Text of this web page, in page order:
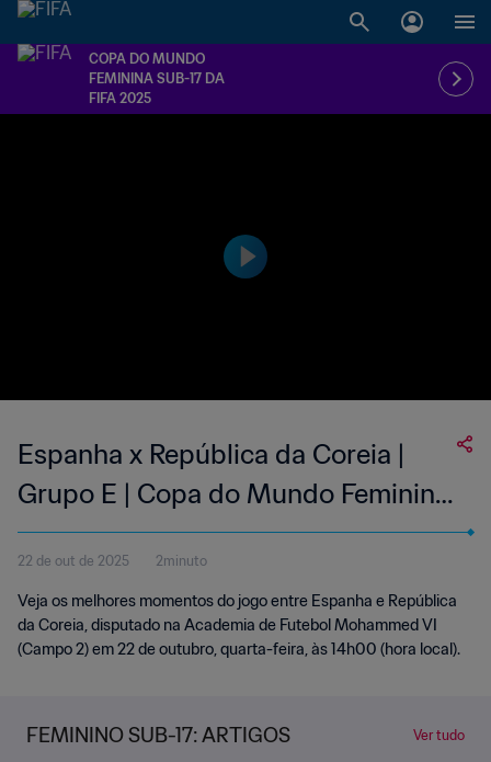
COPA DO MUNDO
FEMININA SUB-17 DA
FIFA 2025
Espanha x República da Coreia |
Grupo E | Copa do Mundo Feminina
Sub-17 da FIFA Marrocos 2025™ |
Melhores momentos
22 de out de 2025 2minuto
Veja os melhores momentos do jogo entre Espanha e República
da Coreia, disputado na Academia de Futebol Mohammed VI
(Campo 2) em 22 de outubro, quarta-feira, às 14h00 (hora local).
FEMININO SUB-17: ARTIGOS Ver tudo